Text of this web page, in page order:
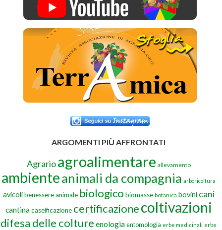
ARGOMENTI PIÙ AFFRONTATI
Agrario agroalimentare allevamento
ambienteanimali da compagnia arboricoltura
avicoli benessere animale biologico biomasse botanica bovini cani
cantina caseificazione certificazionecoltivazioni
difesa delle colture enologiaentomologia erbe medicinali erbe